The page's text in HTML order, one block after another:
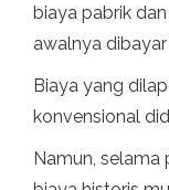
biaya pabrik
awalnya
Biaya yang
konvensional
Namun, selama